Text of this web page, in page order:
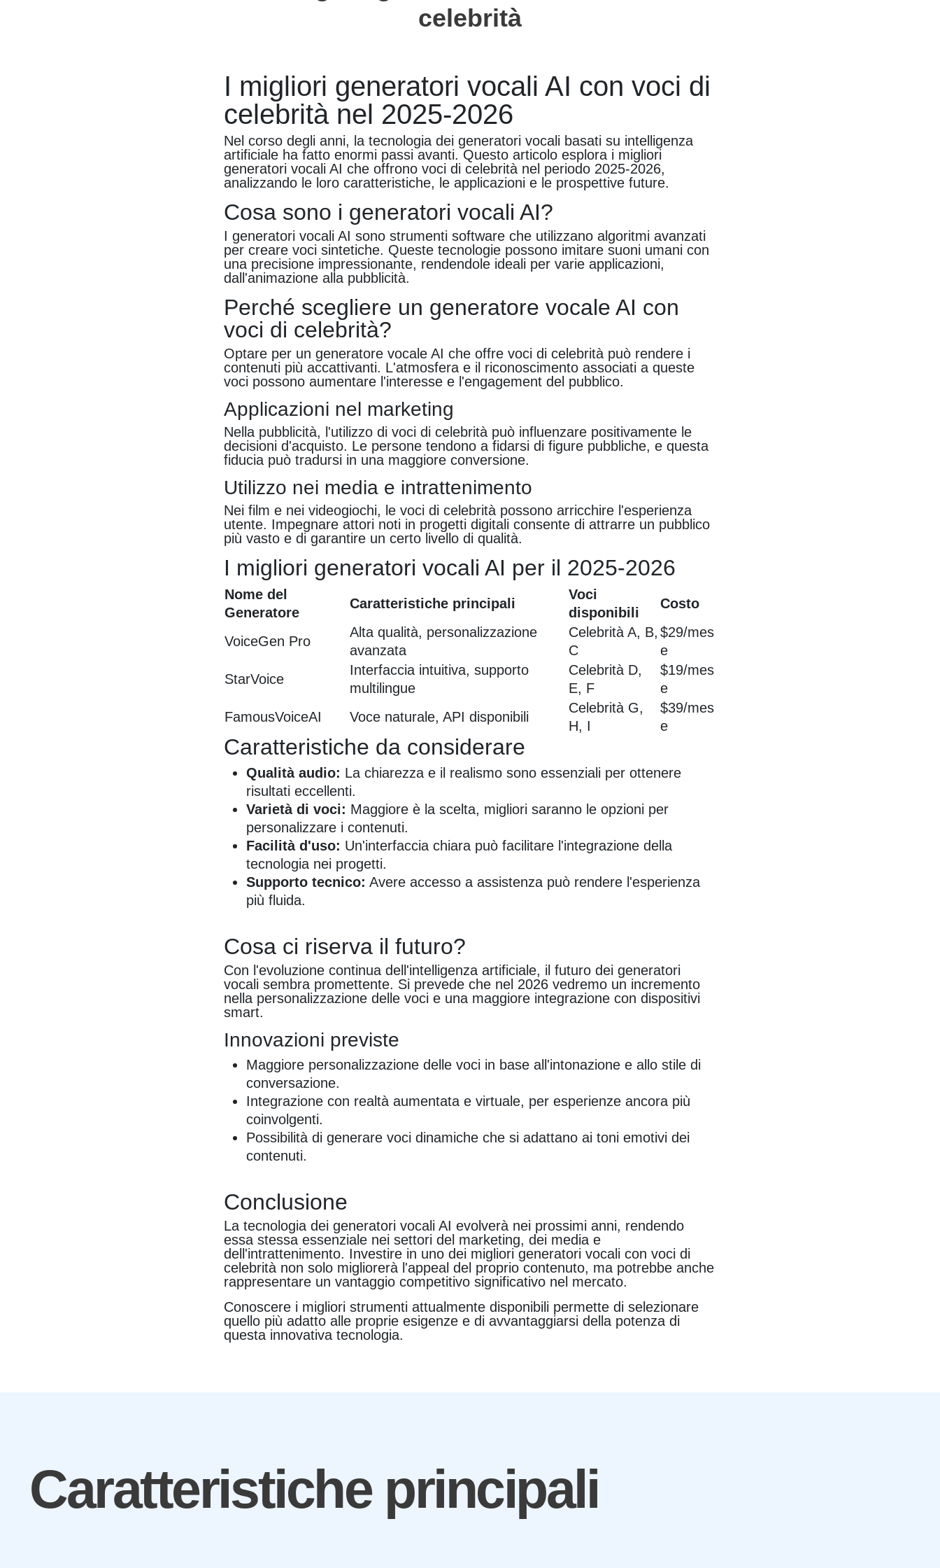
celebrità
I migliori generatori vocali AI con voci di
celebrità nel 2025-2026
Nel corso degli anni, la tecnologia dei generatori vocali basati su intelligenza
artificiale ha fatto enormi passi avanti. Questo articolo esplora i migliori
generatori vocali AI che offrono voci di celebrità nel periodo 2025-2026,
analizzando le loro caratteristiche, le applicazioni e le prospettive future.
Cosa sono i generatori vocali AI?
I generatori vocali AI sono strumenti software che utilizzano algoritmi avanzati
per creare voci sintetiche. Queste tecnologie possono imitare suoni umani con
una precisione impressionante, rendendole ideali per varie applicazioni,
dall'animazione alla pubblicità.
Perché scegliere un generatore vocale AI con
voci di celebrità?
Optare per un generatore vocale AI che offre voci di celebrità può rendere i
contenuti più accattivanti. L'atmosfera e il riconoscimento associati a queste
voci possono aumentare l'interesse e l'engagement del pubblico.
Applicazioni nel marketing
Nella pubblicità, l'utilizzo di voci di celebrità può influenzare positivamente le
decisioni d'acquisto. Le persone tendono a fidarsi di figure pubbliche, e questa
fiducia può tradursi in una maggiore conversione.
Utilizzo nei media e intrattenimento
Nei film e nei videogiochi, le voci di celebrità possono arricchire l'esperienza
utente. Impegnare attori noti in progetti digitali consente di attrarre un pubblico
più vasto e di garantire un certo livello di qualità.
I migliori generatori vocali AI per il 2025-2026
Nome del
Generatore
Caratteristiche principali
Voci
disponibili
Costo
VoiceGen Pro
Alta qualità, personalizzazione
avanzata
Celebrità A, B,
C
$29/mes
e
StarVoice
Interfaccia intuitiva, supporto
multilingue
Celebrità D,
E, F
$19/mes
e
FamousVoiceAI
Voce naturale, API disponibili
Celebrità G,
H, I
$39/mes
e
Caratteristiche da considerare
Qualità audio: La chiarezza e il realismo sono essenziali per ottenere
risultati eccellenti.
Varietà di voci: Maggiore è la scelta, migliori saranno le opzioni per
personalizzare i contenuti.
Facilità d'uso: Un'interfaccia chiara può facilitare l'integrazione della
tecnologia nei progetti.
Supporto tecnico: Avere accesso a assistenza può rendere l'esperienza
più fluida.
Cosa ci riserva il futuro?
Con l'evoluzione continua dell'intelligenza artificiale, il futuro dei generatori
vocali sembra promettente. Si prevede che nel 2026 vedremo un incremento
nella personalizzazione delle voci e una maggiore integrazione con dispositivi
smart.
Innovazioni previste
Maggiore personalizzazione delle voci in base all'intonazione e allo stile di
conversazione.
Integrazione con realtà aumentata e virtuale, per esperienze ancora più
coinvolgenti.
Possibilità di generare voci dinamiche che si adattano ai toni emotivi dei
contenuti.
Conclusione
La tecnologia dei generatori vocali AI evolverà nei prossimi anni, rendendo
essa stessa essenziale nei settori del marketing, dei media e
dell'intrattenimento. Investire in uno dei migliori generatori vocali con voci di
celebrità non solo migliorerà l'appeal del proprio contenuto, ma potrebbe anche
rappresentare un vantaggio competitivo significativo nel mercato.
Conoscere i migliori strumenti attualmente disponibili permette di selezionare
quello più adatto alle proprie esigenze e di avvantaggiarsi della potenza di
questa innovativa tecnologia.
Caratteristiche principali